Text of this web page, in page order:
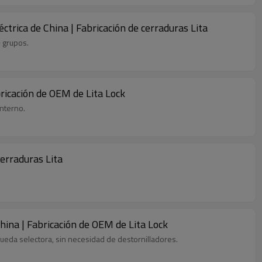
de China | Fabricación de cerraduras Lita
de OEM de Lita Lock
Lita
| Fabricación de OEM de Lita Lock
selectora, sin necesidad de destornilladores.